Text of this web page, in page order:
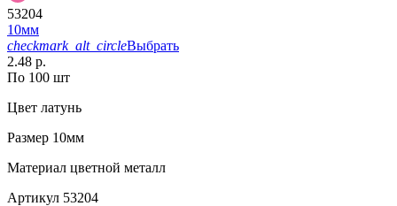
53204
10мм
checkmark_alt_circleВыбрать
2.48 р.
По 100 шт
Цвет латунь
Размер 10мм
Материал цветной металл
Артикул 53204